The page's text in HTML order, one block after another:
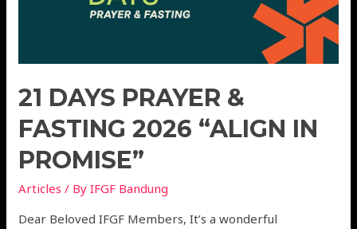
21 DAYS PRAYER &
FASTING 2026 “ALIGN IN
PROMISE”
Articles / ByIFGF Bandung
Dear Beloved IFGF Members, It’s a wonderful